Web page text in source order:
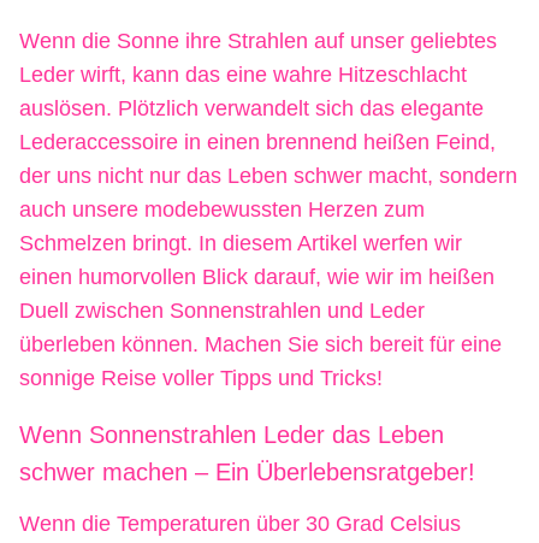
Wenn die Sonne ihre Strahlen auf unser geliebtes
Leder wirft, kann das eine wahre Hitzeschlacht
auslösen. Plötzlich verwandelt sich das elegante
Lederaccessoire in einen brennend heißen Feind,
der uns nicht nur das Leben schwer macht, sondern
auch unsere modebewussten Herzen zum
Schmelzen bringt. In diesem Artikel werfen wir
einen humorvollen Blick darauf, wie wir im heißen
Duell zwischen Sonnenstrahlen und Leder
überleben können. Machen Sie sich bereit für eine
sonnige Reise voller Tipps und Tricks!
Wenn Sonnenstrahlen Leder das Leben
schwer machen – Ein Überlebensratgeber!
Wenn die Temperaturen über 30 Grad Celsius